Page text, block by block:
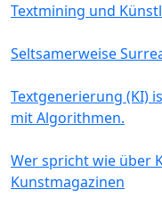
Textmining und
Seltsamerweise
Textgenerierung (KI)
mit Algorithmen.
Wer spricht wie über
Kunstmagazinen